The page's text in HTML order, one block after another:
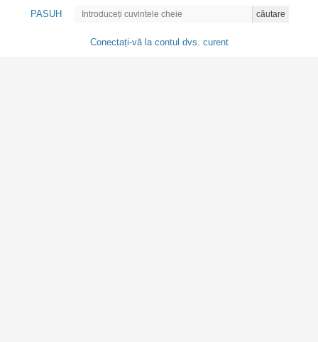
PASUH căutare
Conectați-vă la contul dvs. curent